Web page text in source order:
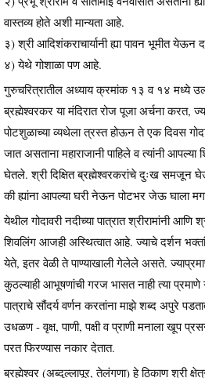
वास्तव्य होते अशी मान्यता आहे.
३) श्री आदिशंकराचार्यानी ह्या पावन भूमीत
४) येथे गोशाळा पण आहे.
गुरुचरित्रातील अध्याय क्रमांक १३ व १४ मध्ये
ब्रह्मेश्वरकर या मंदिरात रोज पूजा अर्चना करत,
पोटशुळाच्या व्यथेला त्रस्त होऊन ते एक दिवस
जात असताना महाराजानी पाहिले व त्यांनी आपल्या
घेतले. श्री दिक्षित ब्रह्मेश्वरकरांचे दुःख समजून
की ह्यांना आपल्या घरी नेऊन पोटभर जेऊ घाला मग
येथील गोदावरी नदीच्या पात्रात श्रीरामांनी
शिवलिंग आजही अस्थित्वात आहे. ज्याचे दर्शन
येते, इतर वेळी ते पाण्याखाली गेलेले असते.
कुठल्याही आभूषणांची गरज भासत नाही त्या प्रमाणे
पात्राचे सौंदर्य वर्णन करतांना माझे शब्द अपुरे
उधळण - वृक्ष, पाणी, पक्षी व प्राणी मनाला खूप
परत फिरण्यास नकार देतात.
ब्रह्मेश्वर (अब्दुल्लापूर, तेलंगणा) हे ठिकाण श्री